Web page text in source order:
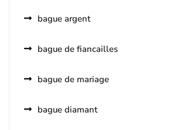
bague argent
bague de fiancailles
bague de mariage
bague diamant